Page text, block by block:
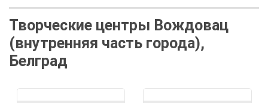
Творческие центры Вождовац
(внутренняя часть города),
Белград